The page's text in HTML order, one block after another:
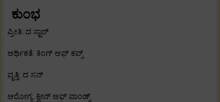
ಕುಂಭ
ಪ್ರೀತಿ: ದ ಸ್ಟಾರ್
ಆರ್ಥಿಕತೆ: ಕಿಂಗ್ ಆಫ್ ಕಪ್ಸ್
ವೃತ್ತಿ: ದ ಸನ್
ಆರೋಗ್ಯ: ಕ್ವೀನ್ ಆಫ್ ವಾಂಡ್ಸ್